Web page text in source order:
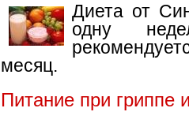
Диета от
одну
месяц.
Питание при гриппе